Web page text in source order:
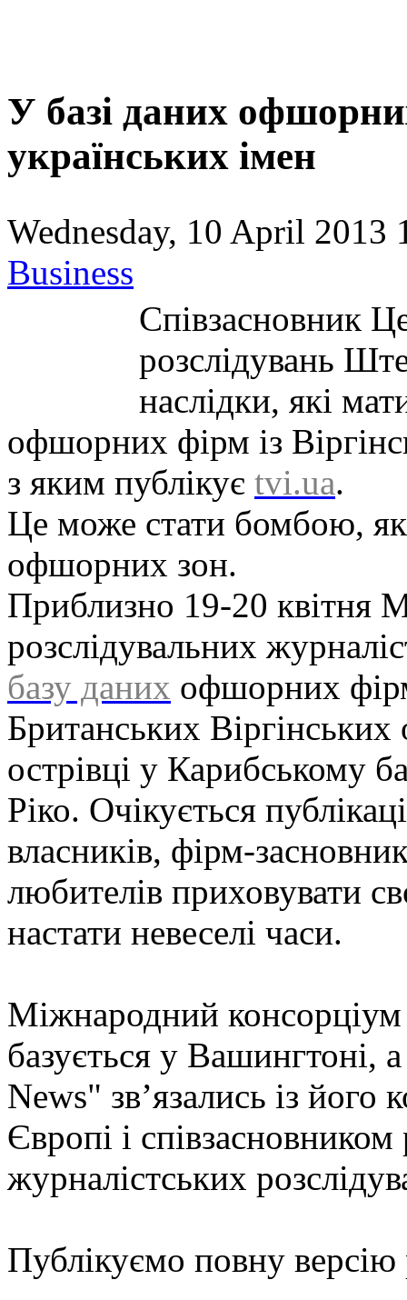
У базі даних
українських імен
Wednesday, 10 April 2013
Business
Співзасновник
розслідувань
наслідки, які
офшорних фірм із
з яким публікує tvi.ua.
Це може стати бомбою,
офшорних зон.
Приблизно 19-20 квітня
розслідувальних
базу даних офшорних
Британських Віргінських
острівці у Карибському
Ріко. Очікується
власників, фірм-
любителів приховувати
настати невеселі часи.
Міжнародний консорціум
базується у Вашингтоні,
News" зв’язались із
Європі і
журналістських
Публікуємо повну